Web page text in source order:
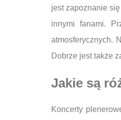
jest zapoznanie
innymi fanami.
atmosferycznych.
Dobrze jest także
Jakie są
Koncerty